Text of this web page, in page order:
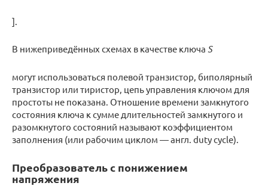
].
В нижеприведённых схемах в качестве ключа S
могут использоваться полевой транзистор, биполярный
транзистор или тиристор, цепь управления ключом для
простоты не показана. Отношение времени замкнутого
состояния ключа к сумме длительностей замкнутого и
разомкнутого состояний называют коэффициентом
заполнения (или рабочим циклом — англ. duty cycle).
Преобразователь с понижением
напряжения